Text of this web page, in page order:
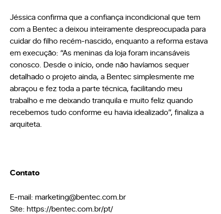
Jéssica confirma que a confiança incondicional que tem
com a Bentec a deixou inteiramente despreocupada para
cuidar do filho recém-nascido, enquanto a reforma estava
em execução: “As meninas da loja foram incansáveis
conosco. Desde o início, onde não havíamos sequer
detalhado o projeto ainda, a Bentec simplesmente me
abraçou e fez toda a parte técnica, facilitando meu
trabalho e me deixando tranquila e muito feliz quando
recebemos tudo conforme eu havia idealizado”, finaliza a
arquiteta.
Contato
E-mail: marketing@bentec.com.br
Site: https://bentec.com.br/pt/